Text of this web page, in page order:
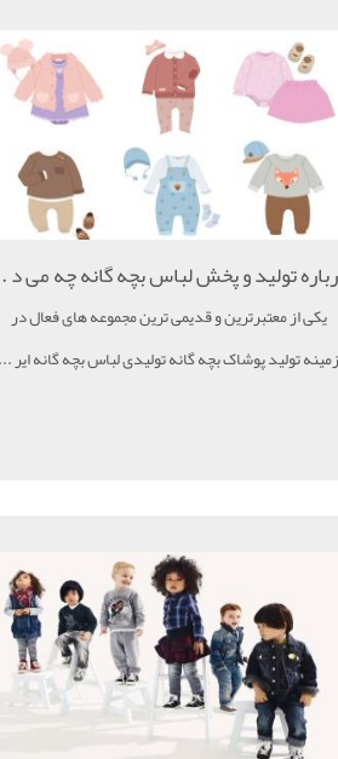
تولید و پخش لباس بچه گانه چه می د
یکی از معتبرترین و قدیمی ترین مجموعه های فعال در
زمینه تولید پوشاک بچه گانه تولیدی لباس بچه گانه ایر ...